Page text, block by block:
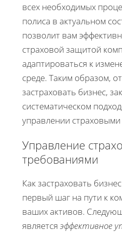
всех необходимых
полиса в актуальном
позволит вам
страховой защитой
адаптироваться к
среде. Таким образом,
застраховать бизнес,
систематическом
управлении
Управление
требованиями
Как застраховать
первый шаг на пути к
ваших активов.
является эффективное